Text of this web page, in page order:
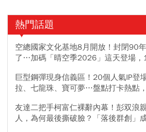
熱門話題
空總國家文化基地8月開放！封閉90
了…加碼「晴空季2026」這天登場，
巨型鋼彈現身信義區！20個人氣IP登
拉、七龍珠、寶可夢…盤點打卡熱點
友達二把手柯富仁裸辭內幕！彭双浪
人，為何最後撕破臉？「落後群創」